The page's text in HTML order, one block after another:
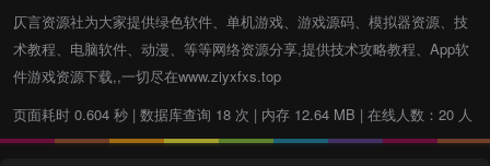
仄言资源社为大家提供绿色软件、单机游戏、游戏源码、模拟器资源、技
术教程、电脑软件、动漫、等等网络资源分享,提供技术攻略教程、App软
件游戏资源下载,,一切尽在www.ziyxfxs.top
页面耗时 0.604 秒 | 数据库查询 18 次 | 内存 12.64 MB | 在线人数：20 人